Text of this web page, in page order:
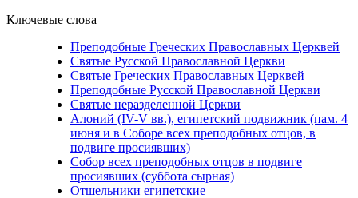
Ключевые слова
Преподобные Греческих Православных Церквей
Святые Русской Православной Церкви
Святые Греческих Православных Церквей
Преподобные Русской Православной Церкви
Святые неразделенной Церкви
Алоний (IV-V вв.), египетский подвижник (пам. 4
июня и в Соборе всех преподобных отцов, в
подвиге просиявших)
Собор всех преподобных отцов в подвиге
просиявших (суббота сырная)
Отшельники египетские